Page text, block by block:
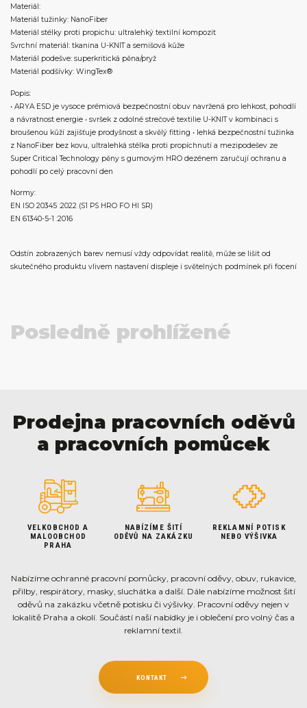
Materiál:
Materiál tužinky: NanoFiber
Materiál stélky proti propichu: ultralehký textilní kompozit
Svrchní materiál: tkanina U-KNIT a semišová kůže
Materiál podešve: superkritická pěna/pryž
Materiál podšívky: WingTex®
Popis:
• ARYA ESD je vysoce prémiová bezpečnostní obuv navržená pro lehkost, pohodlí
a návratnost energie • svršek z odolné strečové textilie U-KNIT v kombinaci s
broušenou kůží zajišťuje prodyšnost a skvělý fitting • lehká bezpečnostní tužinka
z NanoFiber bez kovu, ultralehká stélka proti propíchnutí a mezipodešev ze
Super Critical Technology pěny s gumovým HRO dezénem zaručují ochranu a
pohodlí po celý pracovní den
Normy:
EN ISO 20345 :2022 (S1 PS HRO FO HI SR)
EN 61340-5-1 :2016
Odstín zobrazených barev nemusí vždy odpovídat realitě, může se lišit od
skutečného produktu vlivem nastavení displeje i světelných podmínek při focení
Posledně prohlížené
Prodejna pracovních oděvů
a pracovních pomůcek
VELKOBCHOD A
MALOOBCHOD
PRAHA
NABÍZÍME ŠITÍ
ODĚVŮ NA ZAKÁZKU
REKLAMNÍ POTISK
NEBO VÝŠIVKA
Nabízíme ochranné pracovní pomůcky, pracovní oděvy, obuv, rukavice,
přilby, respirátory, masky, sluchátka a další. Dále nabízíme možnost šití
oděvů na zakázku včetně potisku či výšivky. Pracovní oděvy nejen v
lokalitě Praha a okolí. Součástí naší nabídky je i oblečení pro volný čas a
reklamní textil.
KONTAKT